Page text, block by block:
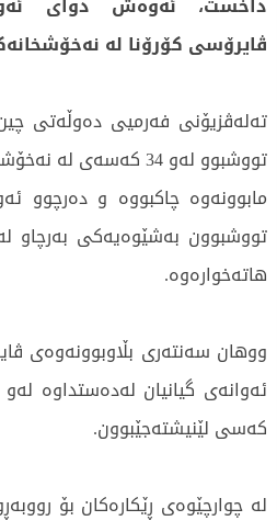
ڤایرۆسی کۆرۆنا لە
تەلەڤزیۆنی فەرمیی دەوڵەتی
تووشبوو لەو 34 کەسەی
مابوونەوە چاکبووە و دەرچوو
تووشبوون بەشێوەیەکی
هاتەخوارەوە.
ووهان سەنتەری بڵاوبوونەوەی
کەسی لێنیشتەجێبوون.
له‌ چوارچێوه‌ى ڕێكاره‌كان بۆ